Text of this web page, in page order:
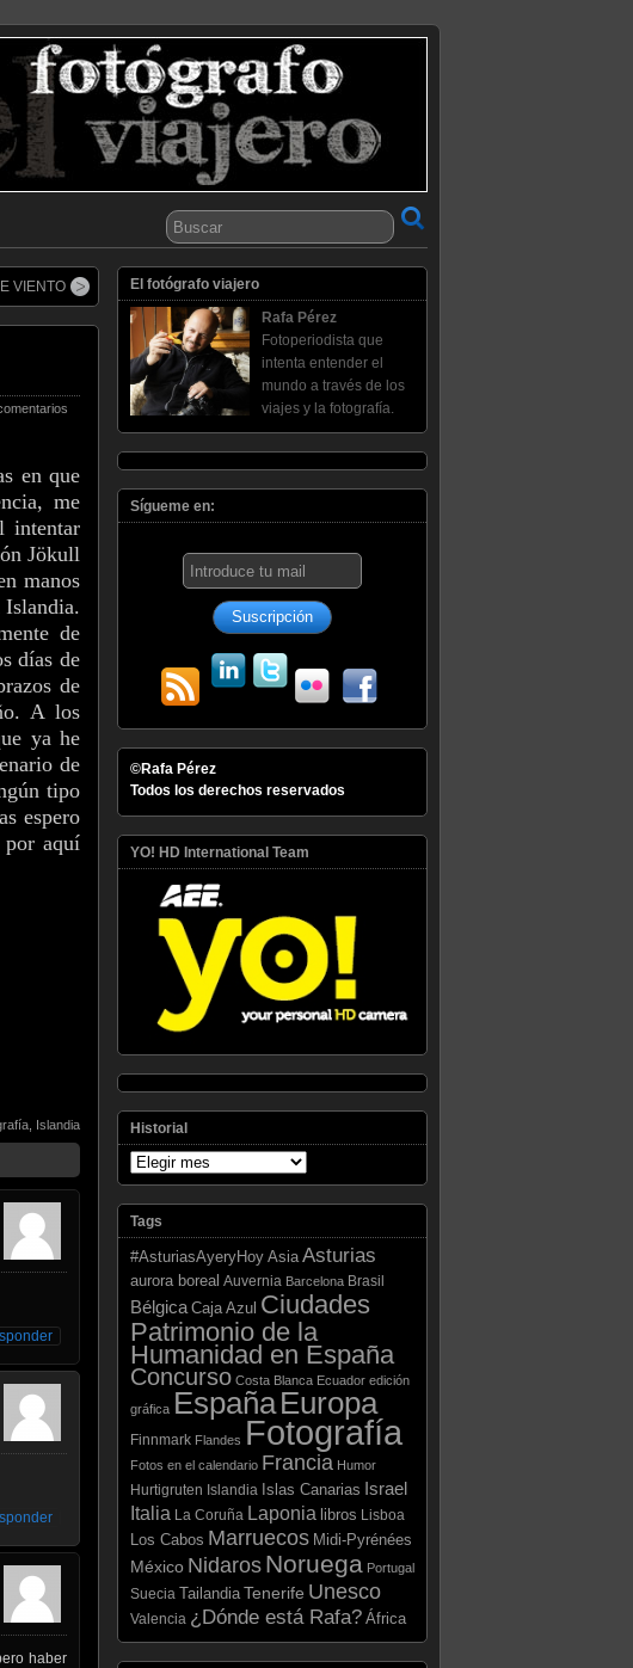
VIENTO
en que
me
intentar
Jökull
manos
Islandia.
de
días de
de
A los
ya he
de
tipo
espero
aquí
Islandia
haber
El fotógrafo viajero
Rafa Pérez
Fotoperiodista que
intenta entender el
mundo a través de los
viajes y la fotografía.
Sígueme en:
©Rafa Pérez
Todos los derechos reservados
YO! HD International Team
Historial
Tags
#AsturiasAyeryHoy Asia Asturias
aurora boreal Auvernia Barcelona Brasil
Bélgica Caja Azul Ciudades
Patrimonio de la
Humanidad en España
Concurso Costa Blanca Ecuador edición
gráfica EspañaEuropa
Finnmark Flandes Fotografía
Fotos en el calendario Francia Humor
Hurtigruten Islandia Islas Canarias Israel
Italia La Coruña Laponia libros Lisboa
Los Cabos Marruecos Midi-Pyrénées
México Nidaros Noruega Portugal
Suecia Tailandia Tenerife Unesco
Valencia ¿Dónde está Rafa? África